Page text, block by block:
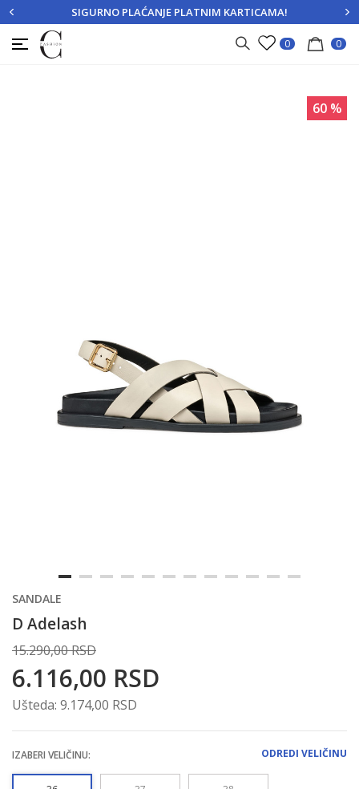
PRIJAVITE SE REGISTRUJTE SE
SIGURNO PLAĆANJE PLATNIM KARTICAMA!
0 0
60 %
SANDALE
D Adelash
15.290,00RSD
6.116,00 RSD
Ušteda: 9.174,00 RSD
ODREDI VELIČINU
IZABERI VELIČINU: